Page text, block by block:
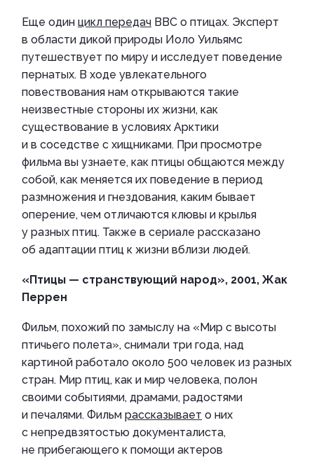
Еще один цикл передач BBC о птицах. Эксперт
в области дикой природы Иоло Уильямс
путешествует по миру и исследует поведение
пернатых. В ходе увлекательного
повествования нам открываются такие
неизвестные стороны их жизни, как
существование в условиях Арктики
и в соседстве с хищниками. При просмотре
фильма вы узнаете, как птицы общаются между
собой, как меняется их поведение в период
размножения и гнездования, каким бывает
оперение, чем отличаются клювы и крылья
у разных птиц. Также в сериале рассказано
об адаптации птиц к жизни вблизи людей.
«Птицы — странствующий народ», 2001, Жак
Перрен
Фильм, похожий по замыслу на «Мир с высоты
птичьего полета», снимали три года, над
картиной работало около 500 человек из разных
стран. Мир птиц, как и мир человека, полон
своими событиями, драмами, радостями
и печалями. Фильм рассказывает о них
с непредвзятостью документалиста,
не прибегающего к помощи актеров